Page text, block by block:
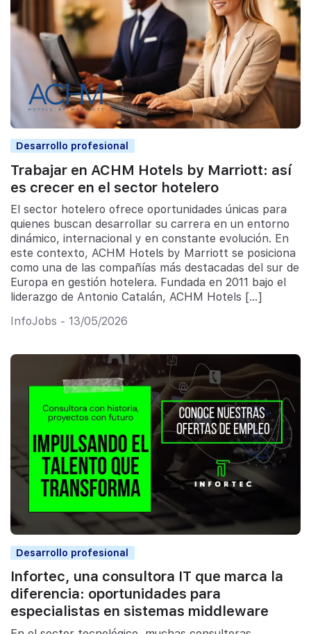
Desarrollo profesional
Trabajar en ACHM Hotels by Marriott: así
es crecer en el sector hotelero
El sector hotelero ofrece oportunidades únicas para
quienes buscan desarrollar su carrera en un entorno
dinámico, internacional y en constante evolución. En
este contexto, ACHM Hotels by Marriott se posiciona
como una de las compañías más destacadas del sur de
Europa en gestión hotelera. Fundada en 2011 bajo el
liderazgo de Antonio Catalán, ACHM Hotels […]
InfoJobs - 13/05/2026
Desarrollo profesional
Infortec, una consultora IT que marca la
diferencia: oportunidades para
especialistas en sistemas middleware